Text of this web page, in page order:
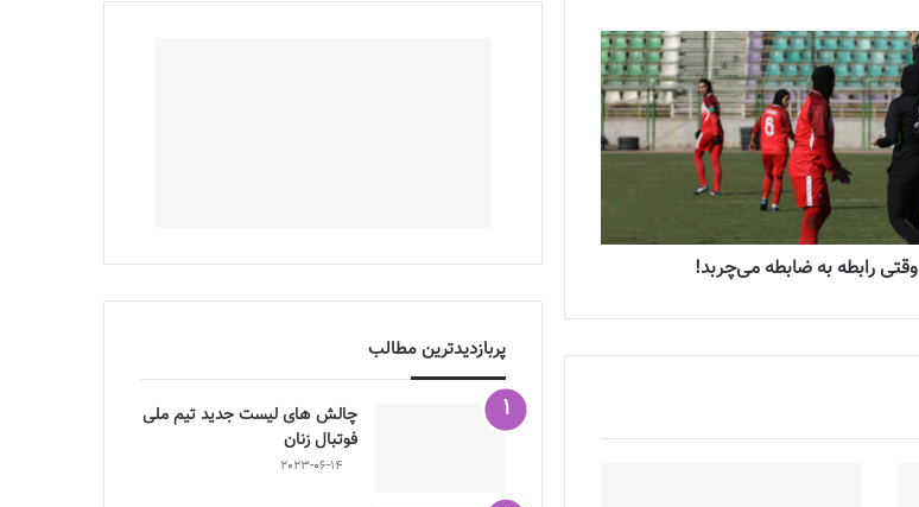
وقتی رابطه به ضابطه می‌چربد!
پربازدیدترین مطالب
چالش هاى ليست جدید تيم ملى
فوتبال زنان
2023-06-14